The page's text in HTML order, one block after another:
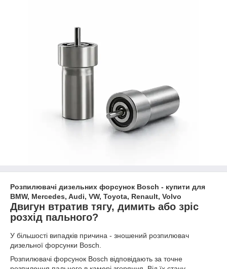
Розпилювачі дизельних форсунок Bosch - купити для
BMW, Mercedes, Audi, VW, Toyota, Renault, Volvo
Двигун втратив тягу, димить або зріс
розхід пального?
У більшості випадків причина - зношений розпилювач
дизельної форсунки Bosch.
Розпилювачі форсунок Bosch відповідають за точне